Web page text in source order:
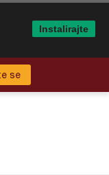
se
Instalirajte